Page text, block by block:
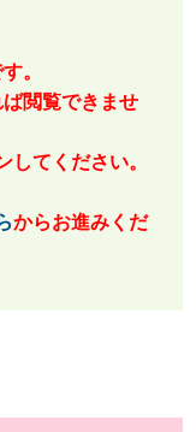
。
閲覧できませ
てください。
からお進みくだ